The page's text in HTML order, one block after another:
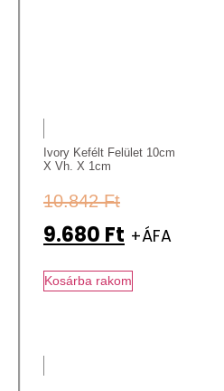
Ivory Kefélt Felület 10cm
X Vh. X 1cm
10.842Ft
9.680 Ft +ÁFA
Kosárba rakom